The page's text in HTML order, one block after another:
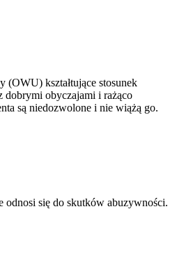
(OWU) kształtujące stosunek
dobrymi obyczajami i rażąco
są niedozwolone i nie wiążą go.
odnosi się do skutków abuzywności.